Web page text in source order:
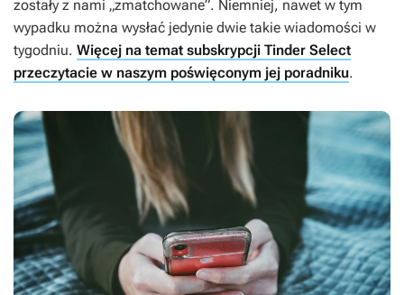
zostały z nami „zmatchowane”. Niemniej, nawet w tym
wypadku można wysłać jedynie dwie takie wiadomości w
tygodniu. Więcej na temat subskrypcji Tinder Select
przeczytacie w naszym poświęconym jej poradniku.